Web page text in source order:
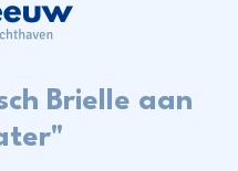
Brielle aan